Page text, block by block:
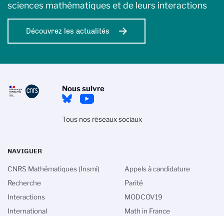
sciences mathématiques et de leurs interactions
Découvrez les actualités
Nous suivre
Tous nos réseaux sociaux
NAVIGUER
CNRS Mathématiques (Insmi)
Recherche
Interactions
International
Appels à candidature
Parité
MODCOV19
Math in France